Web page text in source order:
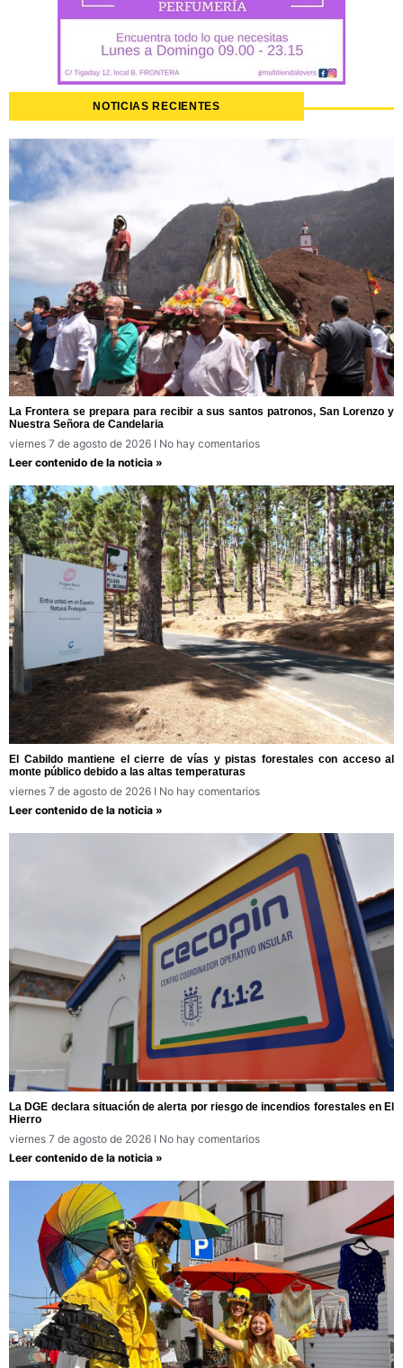
NOTICIAS RECIENTES
La Frontera se prepara para recibir a sus santos patronos, San Lorenzo y
Nuestra Señora de Candelaria
viernes 7 de agosto de 2026
No hay comentarios
Leer contenido de la noticia »
El Cabildo mantiene el cierre de vías y pistas forestales con acceso al
monte público debido a las altas temperaturas
viernes 7 de agosto de 2026
No hay comentarios
Leer contenido de la noticia »
La DGE declara situación de alerta por riesgo de incendios forestales en El
Hierro
viernes 7 de agosto de 2026
No hay comentarios
Leer contenido de la noticia »